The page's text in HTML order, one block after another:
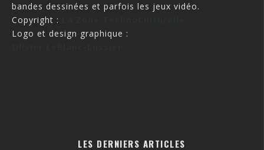
bandes dessinées et parfois les jeux vidéo.
Copyright :
Logo et design graphique :
LES DERNIERS ARTICLES